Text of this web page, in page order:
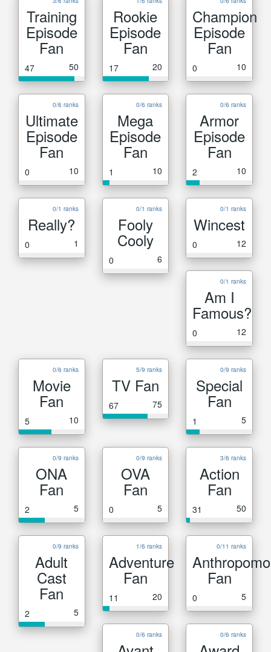
Training
Episode
Fan
47 50
Rookie
Episode
Fan
17 20
Champion
Episode
Fan
0 10
0/6 ranks
Ultimate
Episode
Fan
0 10
0/6 ranks
Mega
Episode
Fan
1 10
0/6 ranks
Armor
Episode
Fan
2 10
0/1 ranks
Really?
0 1
0/1 ranks
Fooly
Cooly
0 6
0/1 ranks
Wincest
0 12
0/1 ranks
Am I
Famous?
0 12
0/6 ranks
Movie
Fan
5 10
5/9 ranks
TV Fan
67 75
0/9 ranks
Special
Fan
1 5
0/9 ranks
ONA
Fan
2 5
0/9 ranks
OVA
Fan
0 5
3/6 ranks
Action
Fan
31 50
0/9 ranks
Adult
Cast
Fan
2 5
1/6 ranks
Adventure
Fan
11 20
0/11 ranks
Fan
0 5
0/6 ranks 0/6 ranks